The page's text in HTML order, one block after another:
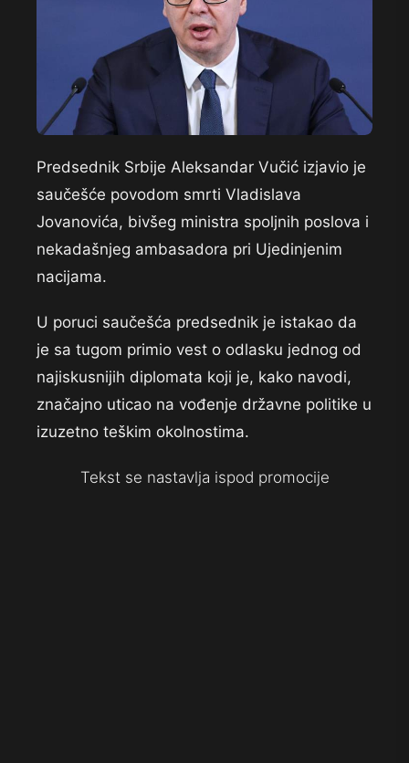
Predsednik Srbije Aleksandar Vučić izjavio je
saučešće povodom smrti Vladislava
Jovanovića, bivšeg ministra spoljnih poslova i
nekadašnjeg ambasadora pri Ujedinjenim
nacijama.
U poruci saučešća predsednik je istakao da
je sa tugom primio vest o odlasku jednog od
najiskusnijih diplomata koji je, kako navodi,
značajno uticao na vođenje državne politike u
izuzetno teškim okolnostima.
Tekst se nastavlja ispod promocije